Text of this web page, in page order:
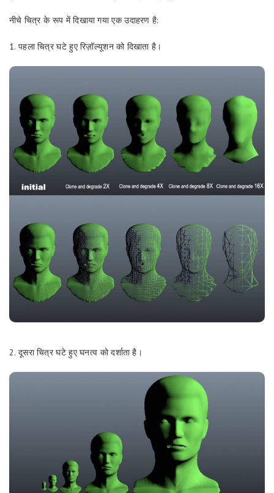
नीचे चित्र के रूप में दिखाया गया एक उदाहरण है:
1. पहला चित्र घटे हुए रिज़ॉल्यूशन को दिखाता है।
2. दूसरा चित्र घटे हुए घनत्व को दर्शाता है।